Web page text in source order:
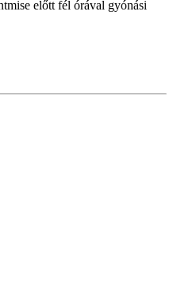
előtt fél órával gyónási